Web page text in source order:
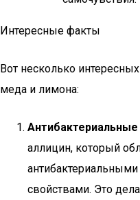
Интересные факты
Вот несколько
меда и лимона:
Антибактериальные
аллицин, который
свойствами. Это